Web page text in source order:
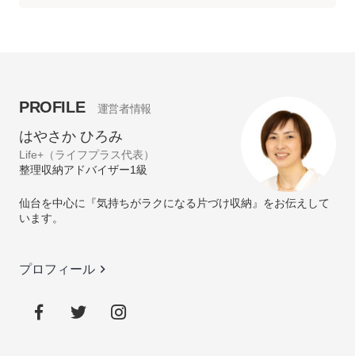
PROFILE 運営者情報
はやさか ひろみ
Life+（ライフプラス代表）
整理収納アドバイザー1級
仙台を中心に『気持ちがラクになる片づけ収納』をお伝えして
います。
プロフィール keyboard_arrow_right